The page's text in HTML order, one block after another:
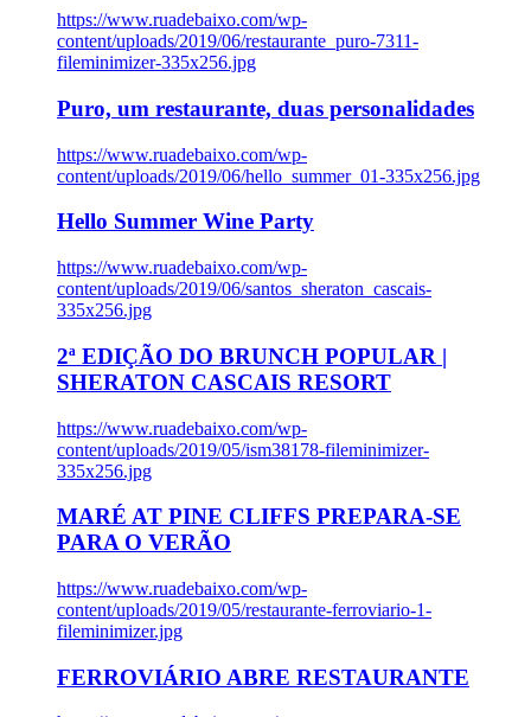
https://www.ruadebaixo.com/wp-
content/uploads/2019/06/restaurante_puro-7311-
fileminimizer-335x256.jpg
Puro, um restaurante, duas personalidades
https://www.ruadebaixo.com/wp-
content/uploads/2019/06/hello_summer_01-335x256.jpg
Hello Summer Wine Party
https://www.ruadebaixo.com/wp-
content/uploads/2019/06/santos_sheraton_cascais-
335x256.jpg
2ª EDIÇÃO DO BRUNCH POPULAR |
SHERATON CASCAIS RESORT
https://www.ruadebaixo.com/wp-
content/uploads/2019/05/ism38178-fileminimizer-
335x256.jpg
MARÉ AT PINE CLIFFS PREPARA-SE
PARA O VERÃO
https://www.ruadebaixo.com/wp-
content/uploads/2019/05/restaurante-ferroviario-1-
fileminimizer.jpg
FERROVIÁRIO ABRE RESTAURANTE